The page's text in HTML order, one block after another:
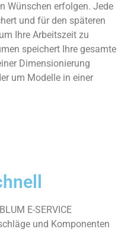
Wünschen erfolgen. Jede
und für den späteren
Ihre Arbeitszeit zu
speichert Ihre gesamte
Dimensionierung
um Modelle in einer
E-SERVICE
und Komponenten